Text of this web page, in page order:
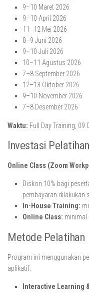
9–10 Maret 2026
9–10 April 2026
11–12 Mei 2026
8–9 Juni 2026
9–10 Juli 2026
10–11 Agustus 2026
7–8 September 2026
12–13 Oktober 2026
9–10 November 2026
7–8 Desember 2026
Waktu: Full Day Training,
Investasi Pelatihan
Online Class (Zoom
Diskon 10% bagi
pembayaran dilakukan
In-House Training:
Online Class: minimal
Metode Pelatihan
Program ini menggunakan
aplikatif:
Interactive Learning